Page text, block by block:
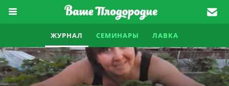
ЖУРНАЛ СЕМИНАРЫ ЛАВКА